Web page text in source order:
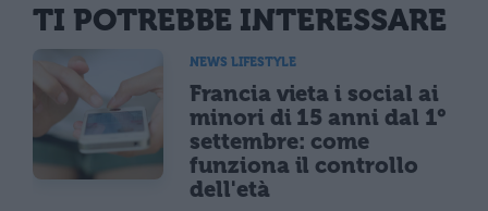
TI POTREBBE INTERESSARE
NEWS LIFESTYLE
Francia vieta i social ai
minori di 15 anni dal 1°
settembre: come
funziona il controllo
dell'età